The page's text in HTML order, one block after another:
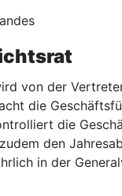
von der
die
die
den
in der